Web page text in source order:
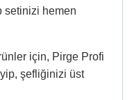
setinizi hemen
için, Pirge Profi
şefliğinizi üst